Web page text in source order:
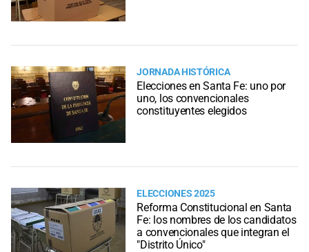
JORNADA HISTÓRICA
Elecciones en Santa Fe: uno por
uno, los convencionales
constituyentes elegidos
ELECCIONES 2025
Reforma Constitucional en Santa
Fe: los nombres de los candidatos
a convencionales que integran el
"Distrito Único"